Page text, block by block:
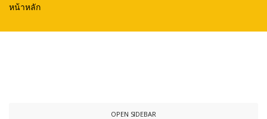
หน้าหลัก
OPEN SIDEBAR